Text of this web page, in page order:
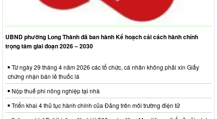
Từ ngày 29 tháng 4 năm 2026 các tổ chức, cá nhân không phải xin Giấy
Triển khai 4 thủ tục hành chính của Đảng trên môi trường điện tử
hành chính
Trang chủ Cấu trúc trang Liên hệ Đăng nhập